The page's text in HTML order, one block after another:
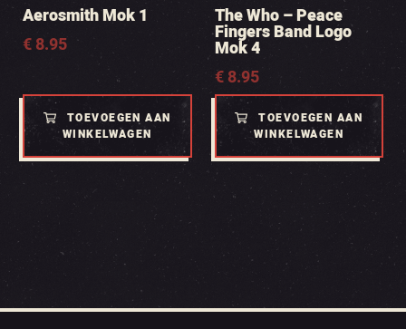
Aerosmith Mok 1
€8.95
TOEVOEGEN AAN
WINKELWAGEN
The Who – Peace
Fingers Band Logo
Mok 4
€8.95
TOEVOEGEN AAN
WINKELWAGEN